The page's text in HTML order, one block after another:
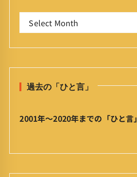
:
ひ
言
ア
イ
Select Month
過去の「ひと言」
2001年〜2020年までの「ひと言」